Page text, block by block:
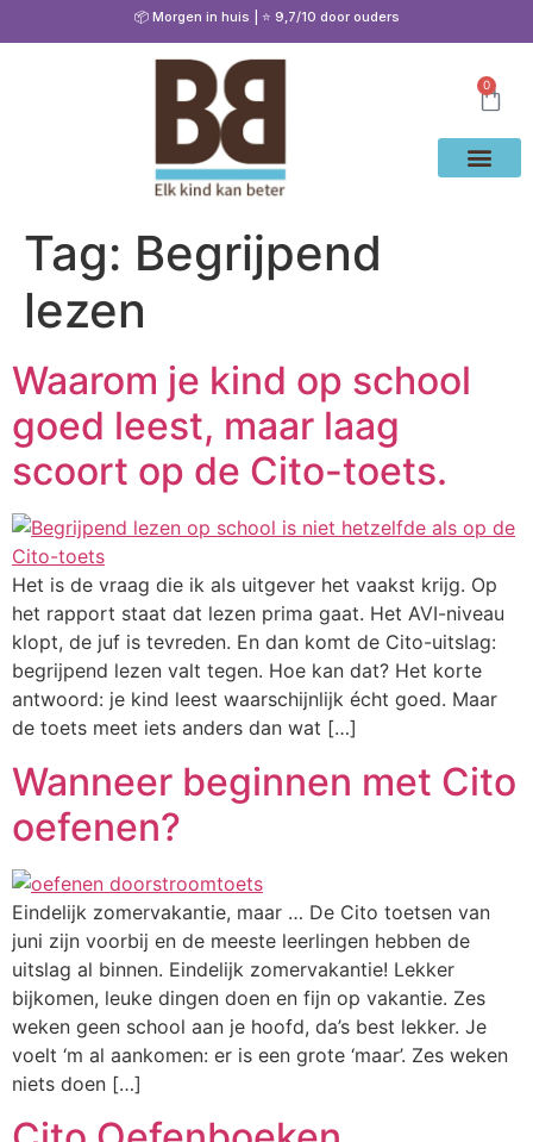
📦 Morgen in huis | ⭐ 9,7/10 door ouders
0
Tag: Begrijpend
lezen
Waarom je kind op school
goed leest, maar laag
scoort op de Cito-toets.
Het is de vraag die ik als uitgever het vaakst krijg. Op
het rapport staat dat lezen prima gaat. Het AVI-niveau
klopt, de juf is tevreden. En dan komt de Cito-uitslag:
begrijpend lezen valt tegen. Hoe kan dat? Het korte
antwoord: je kind leest waarschijnlijk écht goed. Maar
de toets meet iets anders dan wat […]
Wanneer beginnen met Cito
oefenen?
Eindelijk zomervakantie, maar … De Cito toetsen van
juni zijn voorbij en de meeste leerlingen hebben de
uitslag al binnen. Eindelijk zomervakantie! Lekker
bijkomen, leuke dingen doen en fijn op vakantie. Zes
weken geen school aan je hoofd, da’s best lekker. Je
voelt ‘m al aankomen: er is een grote ‘maar’. Zes weken
niets doen […]